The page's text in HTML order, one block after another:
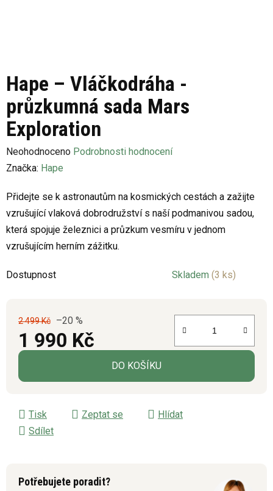
Hape – Vláčkodráha -
průzkumná sada Mars
Exploration
Průměrné
hodnocení
je
0,0
z
5
Neohodnoceno Podrobnosti hodnocení
Značka: Hape
Přidejte se k astronautům na kosmických cestách a zažijte
vzrušující vlaková dobrodružství s naší podmanivou sadou,
která spojuje železnici a průzkum vesmíru v jednom
vzrušujícím herním zážitku.
Dostupnost Skladem (3 ks)
2 499 Kč –20 %
1 990 Kč
Měrná cena:
DO KOŠÍKU
Tisk Zeptat se
Hlídat
Sdílet
Potřebujete poradit?